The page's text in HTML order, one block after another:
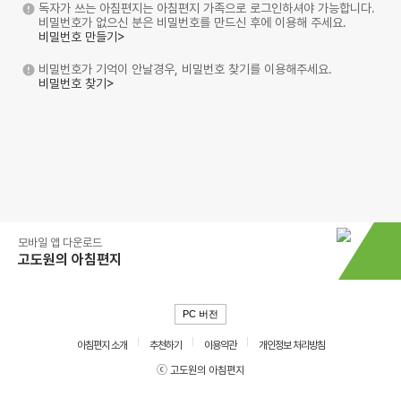
독자가 쓰는 아침편지는 아침편지 가족으로 로그인하셔야 가능합니다.
비밀번호가 없으신 분은 비밀번호를 만드신 후에 이용해 주세요.
비밀번호 만들기>
비밀번호가 기억이 안날경우, 비밀번호 찾기를 이용해주세요.
비밀번호 찾기>
모바일 앱 다운로드
고도원의 아침편지
PC 버전
아침편지 소개 추천하기 이용약관
개인정보 처리방침
ⓒ 고도원의 아침편지